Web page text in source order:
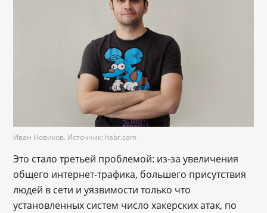
Иван Новиков. Источник: habr.com
Это стало третьей проблемой: из-за увеличения
общего интернет-трафика, большего присутствия
людей в сети и уязвимости только что
установленных систем число хакерских атак, по